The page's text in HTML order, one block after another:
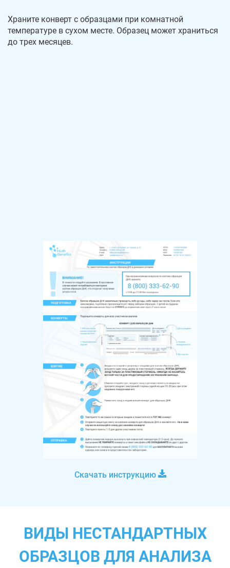
Храните конверт с образцами при комнатной
температуре в сухом месте. Образец может храниться
до трех месяцев.
Скачать инструкцию
ВИДЫ НЕСТАНДАРТНЫХ
ОБРАЗЦОВ ДЛЯ АНАЛИЗА